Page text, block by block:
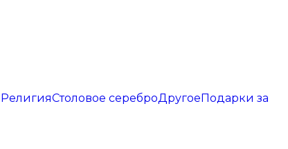
РелигияСтоловое сереброДругоеПодарки за